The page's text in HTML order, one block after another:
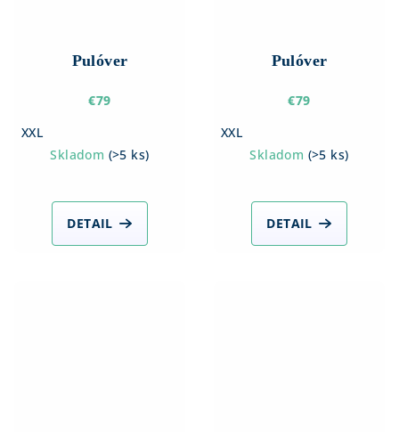
Pulóver
€79
XXL
Skladom (>5 ks)
DETAIL
Pulóver
€79
XXL
Skladom (>5 ks)
DETAIL